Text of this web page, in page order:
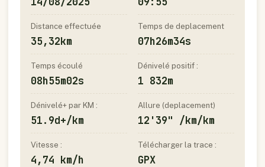
Distance effectuée
35,32km
Temps de deplacement
07h26m34s
Temps écoulé
08h55m02s
Dénivelé positif :
1 832m
Dénivelé+ par KM :
51.9d+/km
Allure (deplacement)
12'39" /km/km
Vitesse :
4,74 km/h
Télécharger la trace :
GPX